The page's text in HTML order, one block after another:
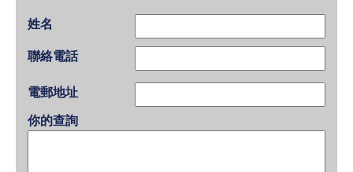
姓名
聯絡電話
電郵地址
你的查詢